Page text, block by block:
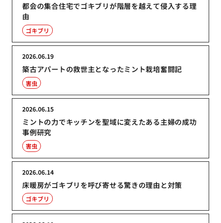
都会の集合住宅でゴキブリが階層を越えて侵入する理
由
ゴキブリ
築古アパートの救世主となったミント栽培奮闘記
2026.06.19
害虫
ミントの力でキッチンを聖域に変えたある主婦の成功
事例研究
2026.06.15
害虫
床暖房がゴキブリを呼び寄せる驚きの理由と対策
2026.06.14
ゴキブリ